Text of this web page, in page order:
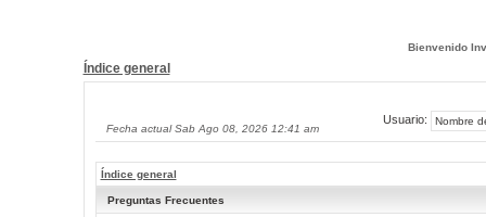
Bienvenido
Índice general
Fecha actual Sab Ago 08, 2026 12:41 am
Usuario:
Índice general
Preguntas Frecuentes